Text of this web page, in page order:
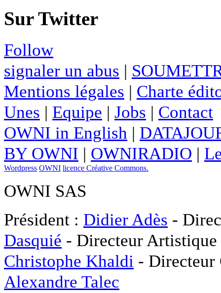
Sur Twitter
Follow
signaler un abus |
Mentions légales | Charte
Unes | Equipe | Jobs | Contact
OWNI in English |
BY OWNI | OWNIRADIO |
Wordpress OWNI licence Créative Commons.
OWNI SAS
Président : Didier Adès -
Dasquié - Directeur
Christophe Khaldi -
Alexandre Talec